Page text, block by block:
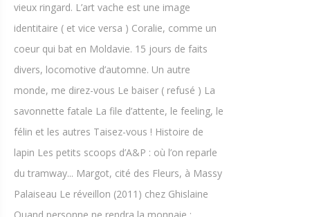
vieux ringard. L’art vache est une image
identitaire ( et vice versa ) Coralie, comme un
coeur qui bat en Moldavie. 15 jours de faits
divers, locomotive d’automne. Un autre
monde, me direz-vous Le baiser ( refusé ) La
savonnette fatale La file d’attente, le feeling, le
félin et les autres Taisez-vous ! Histoire de
lapin Les petits scoops d’A&P : où l’on reparle
du tramway... Margot, cité des Fleurs, à Massy
Palaiseau Le réveillon (2011) chez Ghislaine